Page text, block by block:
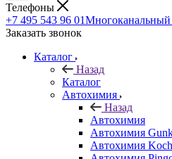
Телефоны
+7 495 543 96 01Многоканальный
Заказать звонок
Каталог
Назад
Каталог
Автохимия
Назад
Автохимия
Автохимия
Автохимия